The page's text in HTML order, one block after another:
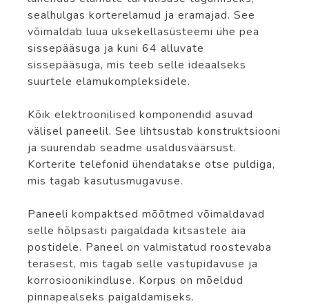
sealhulgas korterelamud ja eramajad. See
võimaldab luua uksekellasüsteemi ühe pea
sissepääsuga ja kuni 64 alluvate
sissepääsuga, mis teeb selle ideaalseks
suurtele elamukompleksidele.
Kõik elektroonilised komponendid asuvad
välisel paneelil. See lihtsustab konstruktsiooni
ja suurendab seadme usaldusväärsust.
Korterite telefonid ühendatakse otse puldiga,
mis tagab kasutusmugavuse.
Paneeli kompaktsed mõõtmed võimaldavad
selle hõlpsasti paigaldada kitsastele aia
postidele. Paneel on valmistatud roostevaba
terasest, mis tagab selle vastupidavuse ja
korrosioonikindluse. Korpus on mõeldud
pinnapealseks paigaldamiseks.